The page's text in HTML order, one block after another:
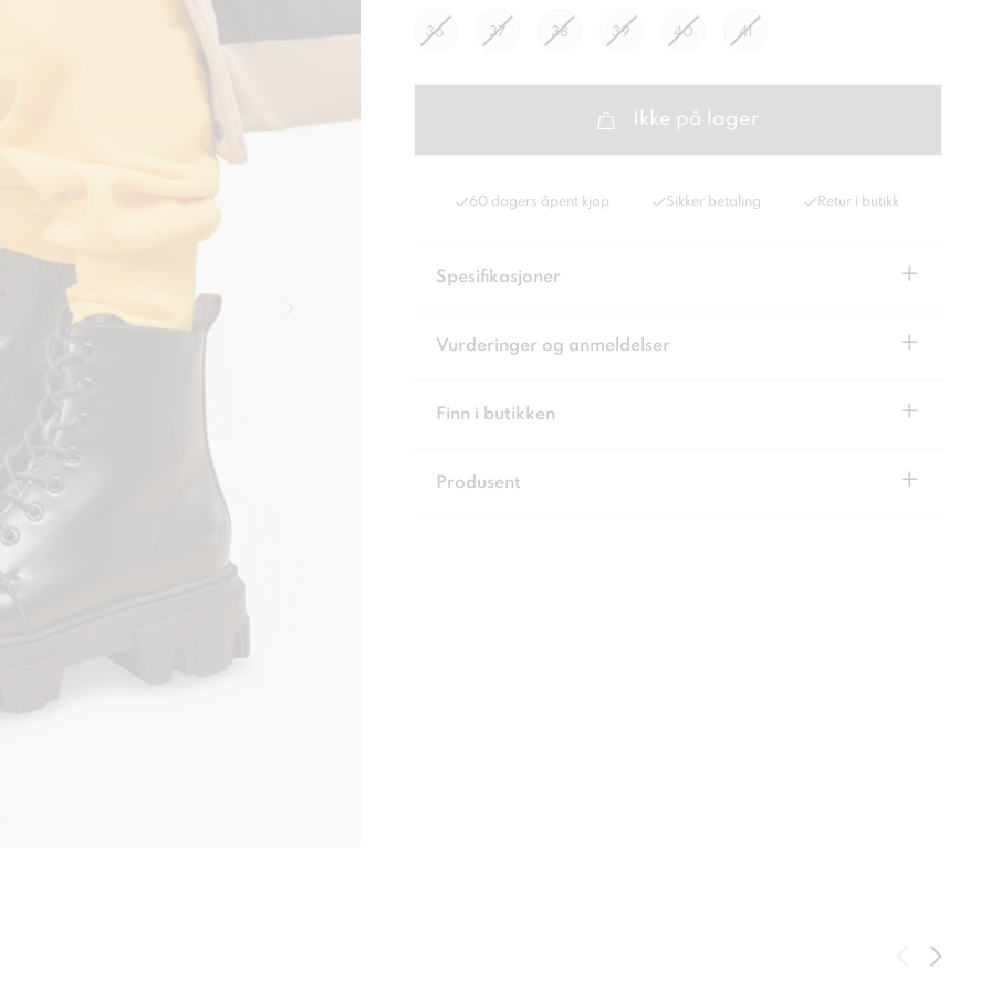
36 37 38 39 40 41
Ikke på lager
60 dagers åpent kjøp Sikker betaling Retur i butikk
Spesifikasjoner +
Vurderinger og anmeldelser +
Finn i butikken +
Produsent +